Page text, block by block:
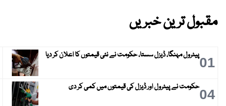
مقبول ترین خبریں
01پیٹرول مہنگا، ڈیزل سستا، حکومت نے نئی قیمتوں کا اعلان کر دیا
04حکومت نے پیٹرول اور ڈیزل کی قیمتوں میں کمی کر دی